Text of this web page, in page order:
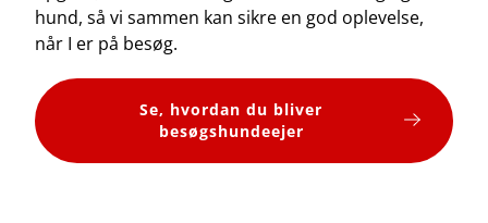
hund, så vi sammen kan sikre en god oplevelse,
når I er på besøg.
Se, hvordan du bliver
besøgshundeejer